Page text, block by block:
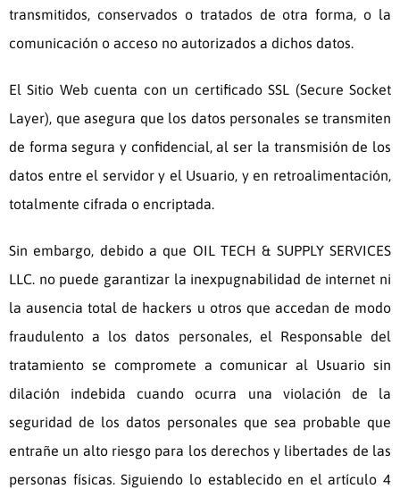
transmitidos, conservados o tratados de otra forma, o la
comunicación o acceso no autorizados a dichos datos.
El Sitio Web cuenta con un certificado SSL (Secure Socket
Layer), que asegura que los datos personales se transmiten
de forma segura y confidencial, al ser la transmisión de los
datos entre el servidor y el Usuario, y en retroalimentación,
totalmente cifrada o encriptada.
Sin embargo, debido a que OIL TECH & SUPPLY SERVICES
LLC. no puede garantizar la inexpugnabilidad de internet ni
la ausencia total de hackers u otros que accedan de modo
fraudulento a los datos personales, el Responsable del
tratamiento se compromete a comunicar al Usuario sin
dilación indebida cuando ocurra una violación de la
seguridad de los datos personales que sea probable que
entrañe un alto riesgo para los derechos y libertades de las
personas físicas. Siguiendo lo establecido en el artículo 4